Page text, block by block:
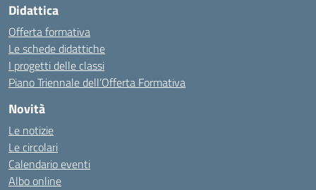
Didattica
Offerta formativa
Le schede didattiche
I progetti delle classi
Piano Triennale dell’Offerta Formativa
Novità
Le notizie
Le circolari
Calendario eventi
Albo online